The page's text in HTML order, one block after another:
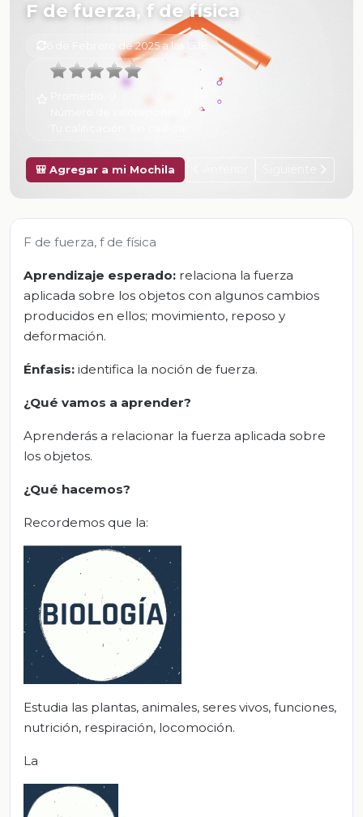
F de fuerza, f de física
6 de Febrero de 2025 a las 15:18
🎒 Agregar a mi Mochila
F de fuerza, f de física
Aprendizaje esperado: relaciona la fuerza
aplicada sobre los objetos con algunos cambios
producidos en ellos; movimiento, reposo y
deformación.
Énfasis: identifica la noción de fuerza.
¿Qué vamos a aprender?
Aprenderás a relacionar la fuerza aplicada sobre
los objetos.
¿Qué hacemos?
Recordemos que la:
Estudia las plantas, animales, seres vivos, funciones,
nutrición, respiración, locomoción.
La